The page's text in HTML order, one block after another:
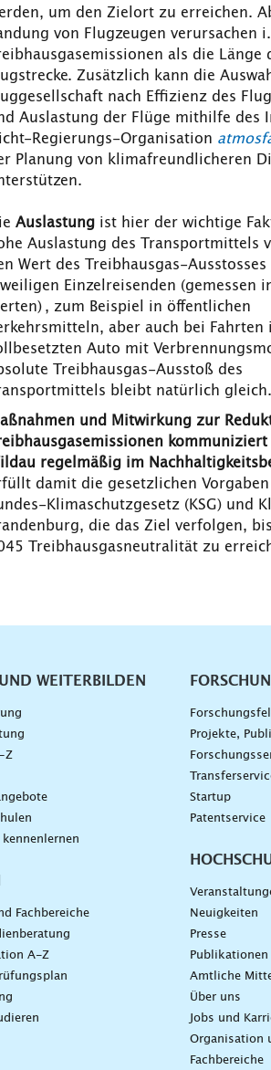
um den Zielort zu erreichen.
von Flugzeugen verursachen
als die Länge
Zusätzlich kann die
nach Effizienz des
Auslastung der Flüge mithilfe des
Regierungs-Organisation
Planung von klimafreundlicheren
Auslastung ist hier der wichtige
Auslastung des Transportmittels
Wert des Treibhausgas-Ausstosses
Einzelreisenden (gemessen
, zum Beispiel in öffentlichen
aber auch bei Fahrten
Auto mit
Treibhausgas-Ausstoß des
bleibt natürlich gleich.
und Mitwirkung zur
kommuniziert
regelmäßig im
damit die gesetzlichen Vorgaben
Klimaschutzgesetz (KSG) und
die das Ziel verfolgen,
Treibhausgasneutralität zu
WEITERBILDEN
Fachbereiche
A-Z
Projekte,
Startup
Patentservice
Neuigkeiten
Presse
Publikationen
Amtliche
Über uns
Jobs und
Organisation
Fachbereiche